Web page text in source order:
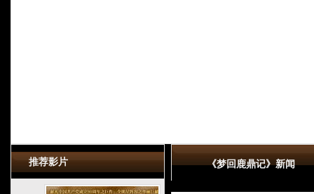
推荐影片 《梦回鹿鼎记》新闻